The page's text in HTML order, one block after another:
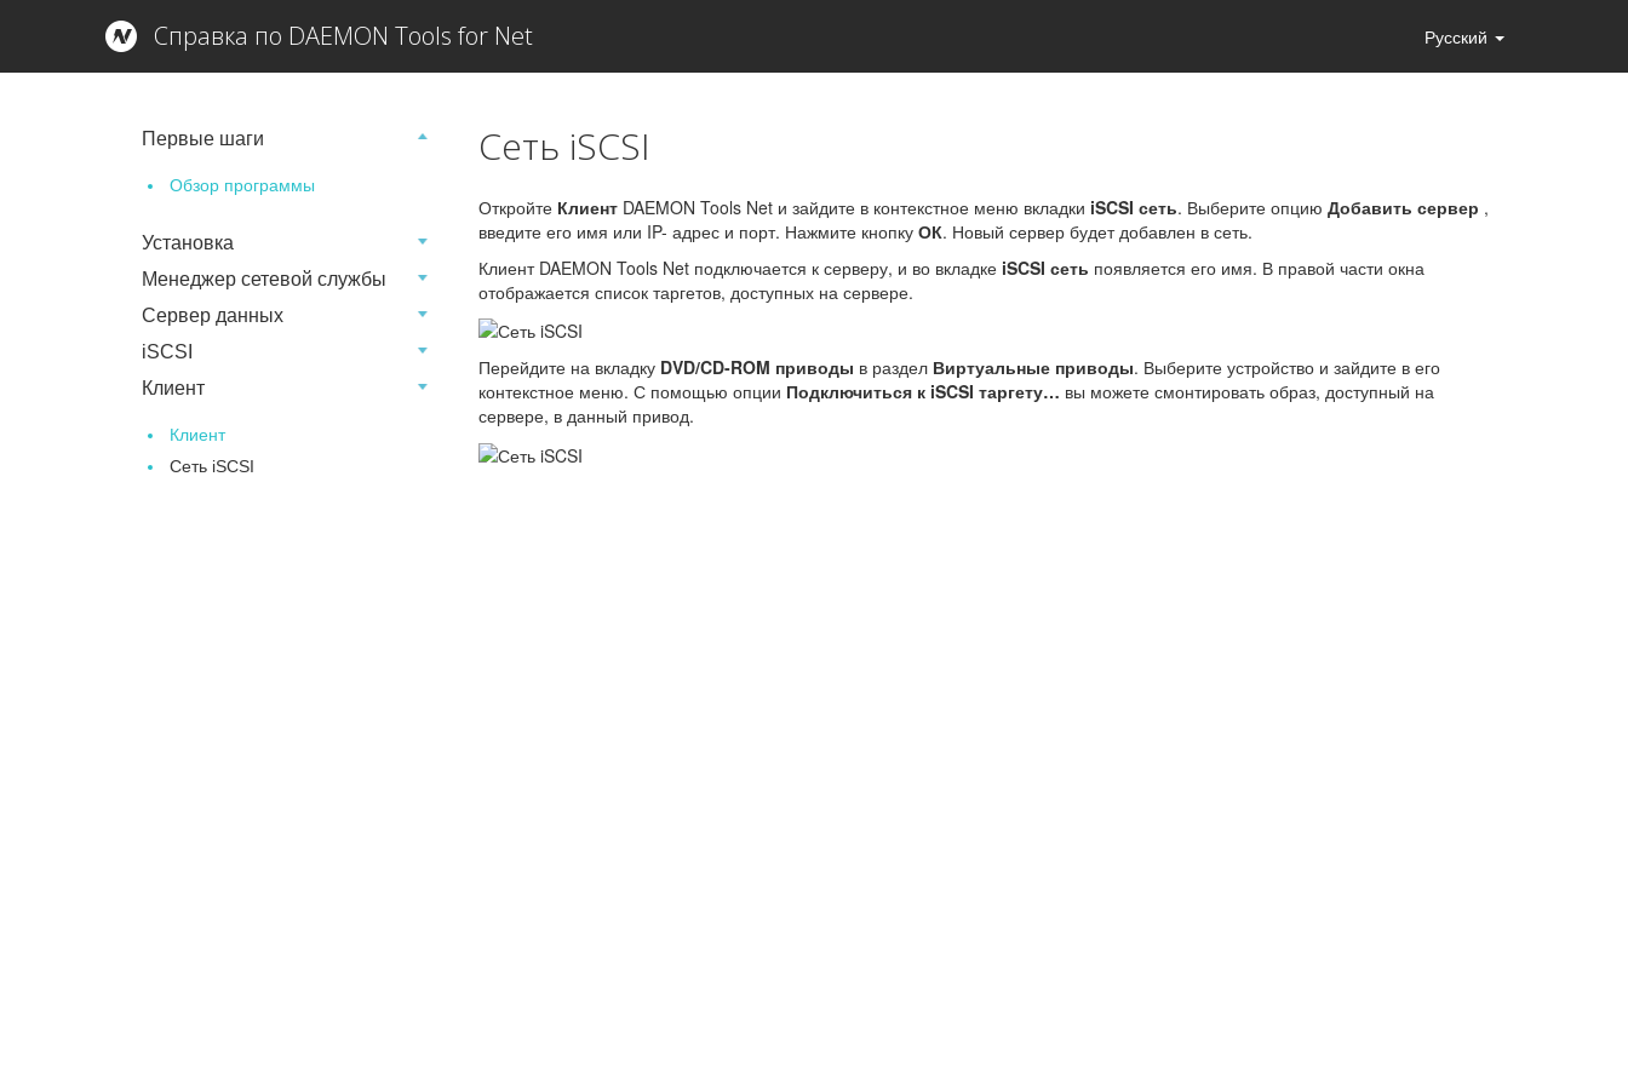
Справка по DAEMON Tools for Net Русский
Первые шаги
Обзор программы
Установка
Менеджер сетевой службы
Сервер данных
iSCSI
Клиент
Клиент
Сеть iSCSI
Сеть iSCSI
Откройте КлиентDAEMON Tools Net и зайдите в контекстное меню вкладки iSCSI сеть. Выберите опцию Добавить сервер ,
введите его имя или IP- адрес и порт. Нажмите кнопку ОК. Новый сервер будет добавлен в сеть.
Клиент DAEMON Tools Net подключается к серверу, и во вкладке iSCSI сеть появляется его имя. В правой части окна
отображается список таргетов, доступных на сервере.
Перейдите на вкладку DVD/CD-ROM приводы в раздел Виртуальные приводы. Выберите устройство и зайдите в его
контекстное меню. С помощью опции Подключиться к iSCSI таргету… вы можете смонтировать образ, доступный на
сервере, в данный привод.